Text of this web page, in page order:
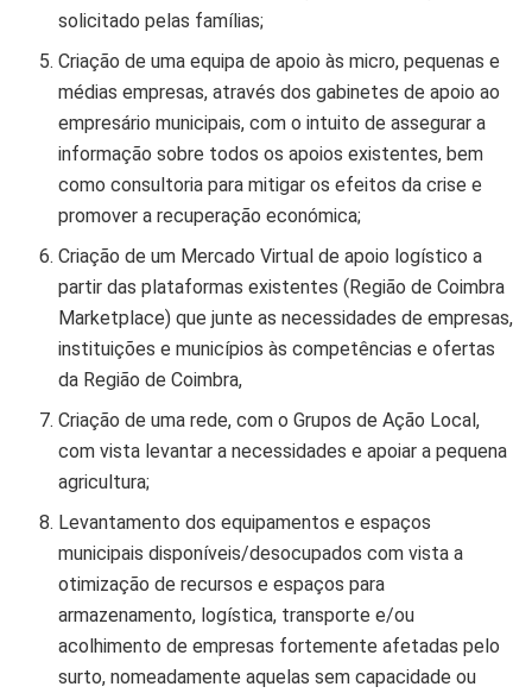
solicitado pelas famílias;
Criação de uma equipa de apoio às micro, pequenas e
médias empresas, através dos gabinetes de apoio ao
empresário municipais, com o intuito de assegurar a
informação sobre todos os apoios existentes, bem
como consultoria para mitigar os efeitos da crise e
promover a recuperação económica;
Criação de um Mercado Virtual de apoio logístico a
partir das plataformas existentes (Região de Coimbra
Marketplace) que junte as necessidades de empresas,
instituições e municípios às competências e ofertas
da Região de Coimbra,
Criação de uma rede, com o Grupos de Ação Local,
com vista levantar a necessidades e apoiar a pequena
agricultura;
Levantamento dos equipamentos e espaços
municipais disponíveis/desocupados com vista a
otimização de recursos e espaços para
armazenamento, logística, transporte e/ou
acolhimento de empresas fortemente afetadas pelo
surto, nomeadamente aquelas sem capacidade ou